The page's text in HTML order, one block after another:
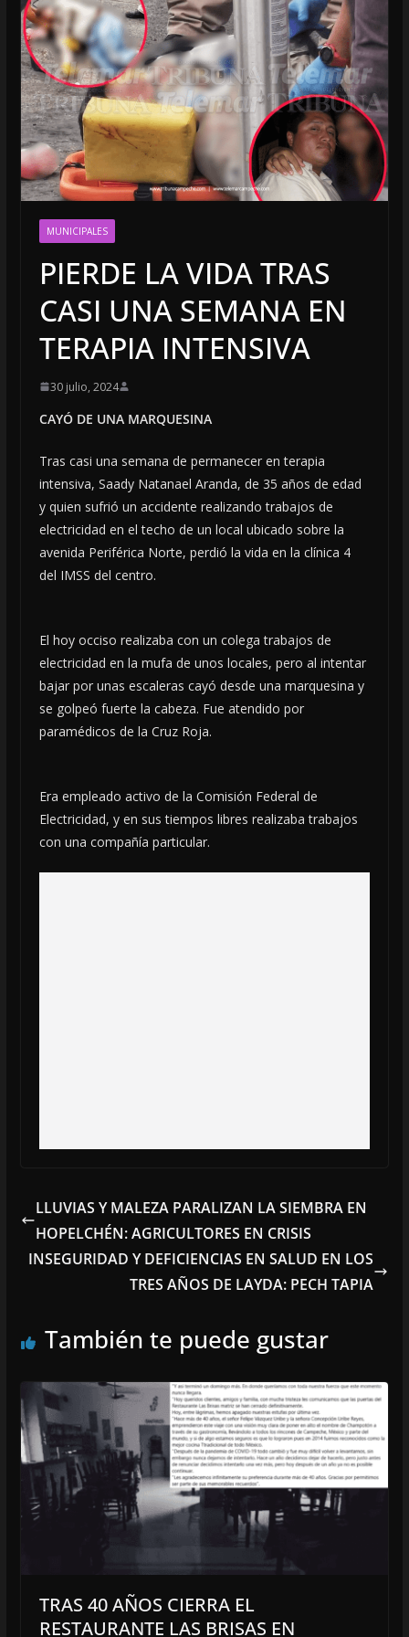
MUNICIPALES
PIERDE LA VIDA TRAS
CASI UNA SEMANA EN
TERAPIA INTENSIVA
30 julio, 2024
CAYÓ DE UNA MARQUESINA
Tras casi una semana de permanecer en terapia
intensiva, Saady Natanael Aranda, de 35 años de edad
y quien sufrió un accidente realizando trabajos de
electricidad en el techo de un local ubicado sobre la
avenida Periférica Norte, perdió la vida en la clínica 4
del IMSS del centro.
El hoy occiso realizaba con un colega trabajos de
electricidad en la mufa de unos locales, pero al intentar
bajar por unas escaleras cayó desde una marquesina y
se golpeó fuerte la cabeza. Fue atendido por
paramédicos de la Cruz Roja.
Era empleado activo de la Comisión Federal de
Electricidad, y en sus tiempos libres realizaba trabajos
con una compañía particular.
LLUVIAS Y MALEZA PARALIZAN LA SIEMBRA EN
HOPELCHÉN: AGRICULTORES EN CRISIS
INSEGURIDAD Y DEFICIENCIAS EN SALUD EN LOS
TRES AÑOS DE LAYDA: PECH TAPIA
También te puede gustar
TRAS 40 AÑOS CIERRA EL
RESTAURANTE LAS BRISAS EN